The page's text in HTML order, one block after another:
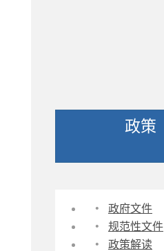
政策
· 政府文件
· 规范性文件
· 政策解读